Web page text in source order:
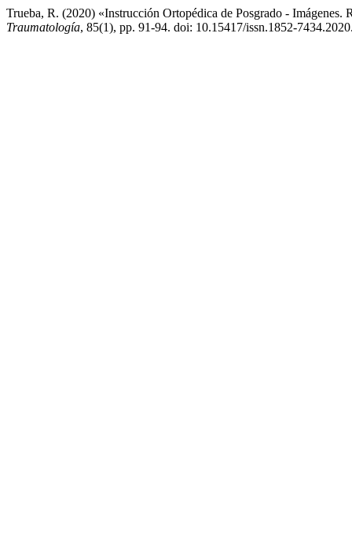
Trueba, R. (2020) «Instrucción Ortopédica de Posgrado - Imágenes.
Traumatología, 85(1), pp. 91-94. doi: 10.15417/issn.1852-